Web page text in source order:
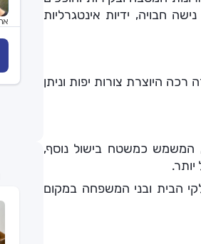
חבויה, ידיות אינטגרליות
היוצרת צורות יפות וניתן
המשמש כמשטח בישול נוסף,
הבית ובני המשפחה במקום